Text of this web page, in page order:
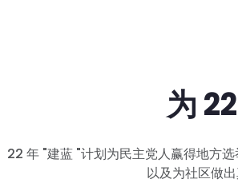
为
22 年 "建蓝 "计划为民主党人赢得地方
以及为社区做